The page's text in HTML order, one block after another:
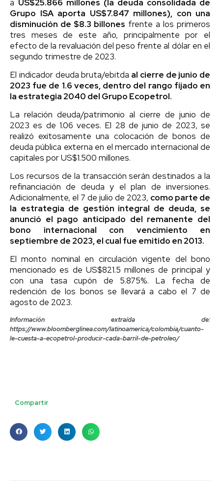
a US$25.866 millones (la deuda consolidada de
Grupo ISA aporta US$7.847 millones), con una
disminución de $8.3 billones frente a los primeros
tres meses de este año, principalmente por el
efecto de la revaluación del peso frente al dólar en el
segundo trimestre de 2023.
El indicador deuda bruta/ebitda al cierre de junio de
2023 fue de 1.6 veces, dentro del rango fijado en
la estrategia 2040 del Grupo Ecopetrol.
La relación deuda/patrimonio al cierre de junio de
2023 es de 1.06 veces. El 28 de junio de 2023, se
realizó exitosamente una colocación de bonos de
deuda pública externa en el mercado internacional de
capitales por US$1.500 millones.
Los recursos de la transacción serán destinados a la
refinanciación de deuda y el plan de inversiones.
Adicionalmente, el 7 de julio de 2023, como parte de
la estrategia de gestión integral de deuda, se
anunció el pago anticipado del remanente del
bono internacional con vencimiento en
septiembre de 2023, el cual fue emitido en 2013.
El monto nominal en circulación vigente del bono
mencionado es de US$821.5 millones de principal y
con una tasa cupón de 5.875%. La fecha de
redención de los bonos se llevará a cabo el 7 de
agosto de 2023.
Información extraída de:
https://www.bloomberglinea.com/latinoamerica/colombia/cuanto-
le-cuesta-a-ecopetrol-producir-cada-barril-de-petroleo/
Compartir